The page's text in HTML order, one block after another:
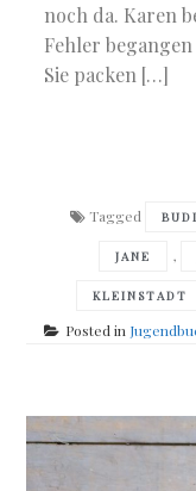
noch da. Karen
Fehler
Sie packen […]
Tagged
JANE ,
KLEINSTADT
Posted in